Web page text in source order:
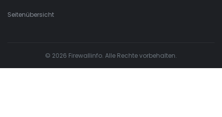
Seitenübersicht
© 2026 Firewallinfo. Alle Rechte vorbehalten.